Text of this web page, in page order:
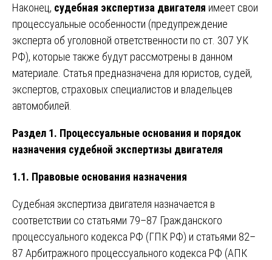
Наконец, судебная экспертиза двигателя имеет свои
процессуальные особенности (предупреждение
эксперта об уголовной ответственности по ст. 307 УК
РФ), которые также будут рассмотрены в данном
материале. Статья предназначена для юристов, судей,
экспертов, страховых специалистов и владельцев
автомобилей.
Раздел 1. Процессуальные основания и порядок
назначения судебной экспертизы двигателя
1.1. Правовые основания назначения
Судебная экспертиза двигателя назначается в
соответствии со статьями 79–87 Гражданского
процессуального кодекса РФ (ГПК РФ) и статьями 82–
87 Арбитражного процессуального кодекса РФ (АПК